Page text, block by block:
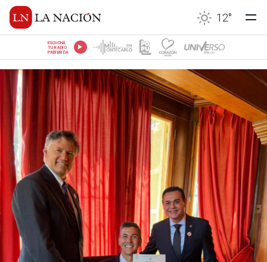
12°
ESCUCHÁ
TU RADIO
PREFERIDA